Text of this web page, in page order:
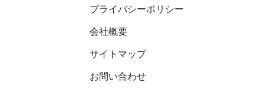
プライバシーポリシー
会社概要
サイトマップ
お問い合わせ